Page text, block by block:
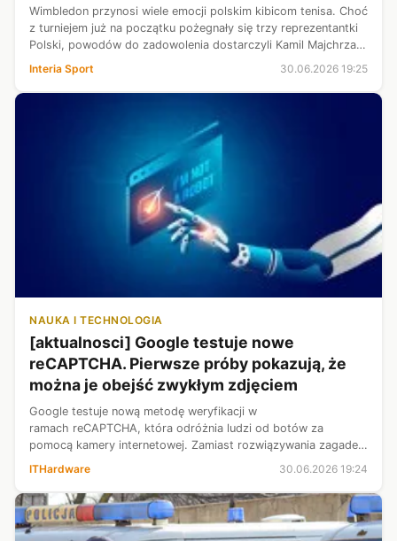
Wimbledon przynosi wiele emocji polskim kibicom tenisa. Choć
z turniejem już na początku pożegnały się trzy reprezentantki
Polski, powodów do zadowolenia dostarczyli Kamil Majchrzak
awansowa...
Interia Sport 30.06.2026 19:25
NAUKA I TECHNOLOGIA
[aktualnosci] Google testuje nowe
reCAPTCHA. Pierwsze próby pokazują, że
można je obejść zwykłym zdjęciem
Google testuje nową metodę weryfikacji w
ramach reCAPTCHA, która odróżnia ludzi od botów za
pomocą kamery internetowej. Zamiast rozwiązywania zagadek
lub przepisywania zniekształconych znaków część osób
ITHardware 30.06.2026 19:24